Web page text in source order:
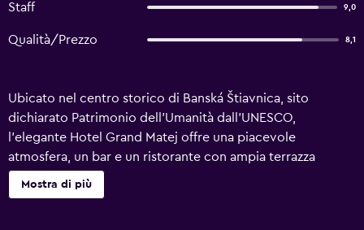
Staff 9,0
Qualità/Prezzo 8,1
Ubicato nel centro storico di Banská Štiavnica, sito
dichiarato Patrimonio dell'Umanità dall'UNESCO,
l'elegante Hotel Grand Matej offre una piacevole
atmosfera, un bar e un ristorante con ampia terrazza
estiva. L'albergo propone specialità internazionali e piatti
tradizionali slovacchi accompagnati dai migliori vini del
Mostra di più